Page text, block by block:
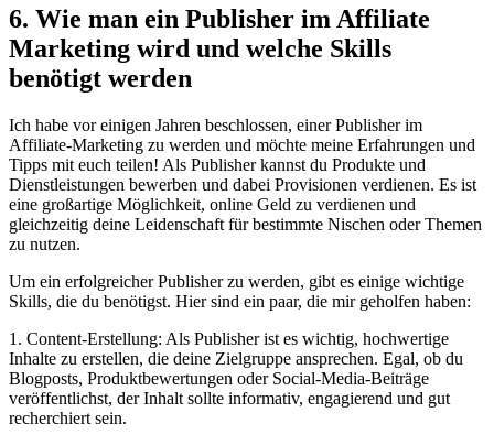
6. Wie man ein Publisher im Affiliate
Marketing wird und welche Skills
benötigt werden
Ich habe vor einigen Jahren beschlossen, einer Publisher im
Affiliate-Marketing zu werden und möchte meine Erfahrungen und
Tipps mit euch teilen! Als Publisher kannst du Produkte und
Dienstleistungen bewerben und dabei Provisionen verdienen. Es ist
eine großartige Möglichkeit, online Geld zu verdienen und
gleichzeitig deine Leidenschaft für bestimmte Nischen oder Themen
zu nutzen.
Um ein erfolgreicher Publisher zu werden, gibt es einige wichtige
Skills, die du benötigst. Hier sind ein paar, die mir geholfen haben:
1. Content-Erstellung: Als Publisher ist es wichtig, hochwertige
Inhalte zu erstellen, die deine Zielgruppe ansprechen. Egal, ob du
Blogposts, Produktbewertungen oder Social-Media-Beiträge
veröffentlichst, der Inhalt sollte informativ, engagierend und gut
recherchiert sein.